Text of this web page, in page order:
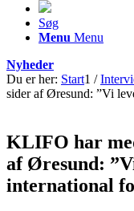
Søg
Menu Menu
Nyheder
Du er her: Start1 /
sider af Øresund: ”Vi
KLIFO har
af Øresund:
international